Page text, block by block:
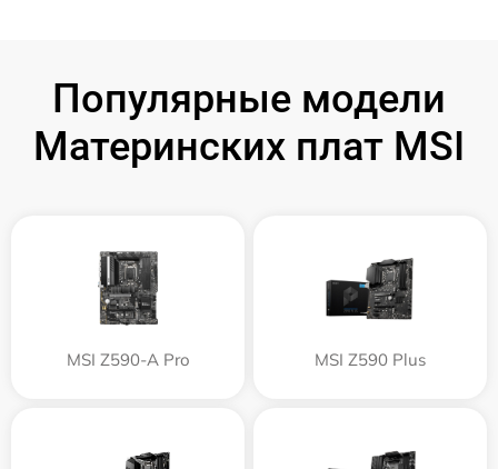
Популярные модели
Материнских плат MSI
MSI Z590-A Pro MSI Z590 Plus